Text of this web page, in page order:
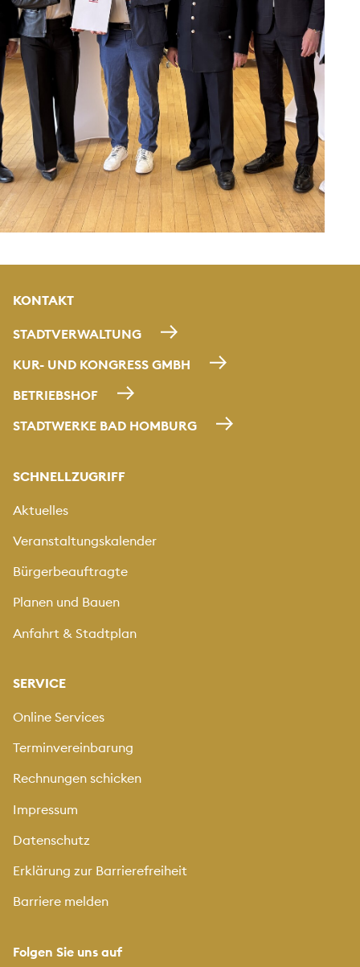
KONTAKT
STADTVERWALTUNG
KUR- UND KONGRESS GMBH
BETRIEBSHOF
STADTWERKE BAD HOMBURG
SCHNELLZUGRIFF
Aktuelles
Veranstaltungskalender
Bürgerbeauftragte
Planen und Bauen
Anfahrt & Stadtplan
SERVICE
Online Services
Terminvereinbarung
Rechnungen schicken
Impressum
Datenschutz
Erklärung zur Barrierefreiheit
Barriere melden
Folgen Sie uns auf